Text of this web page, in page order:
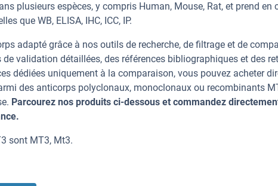
plusieurs espèces, y compris Human, Mouse, Rat, et prend en
que WB, ELISA, IHC, ICC, IP.
adapté grâce à nos outils de recherche, de filtrage et de
validation détaillées, des références bibliographiques et des
dédiées uniquement à la comparaison, vous pouvez acheter
des anticorps polyclonaux, monoclonaux ou recombinants
Parcourez nos produits ci-dessous et commandez
sont MT3, Mt3.